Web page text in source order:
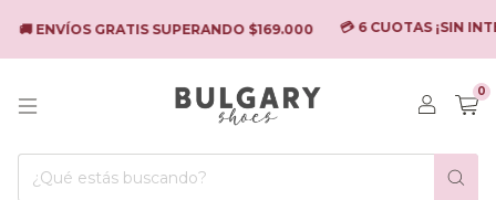
🚚 ENVÍOS GRATIS SUPERANDO $169.000 💳 6 CUOTAS ¡SIN
0